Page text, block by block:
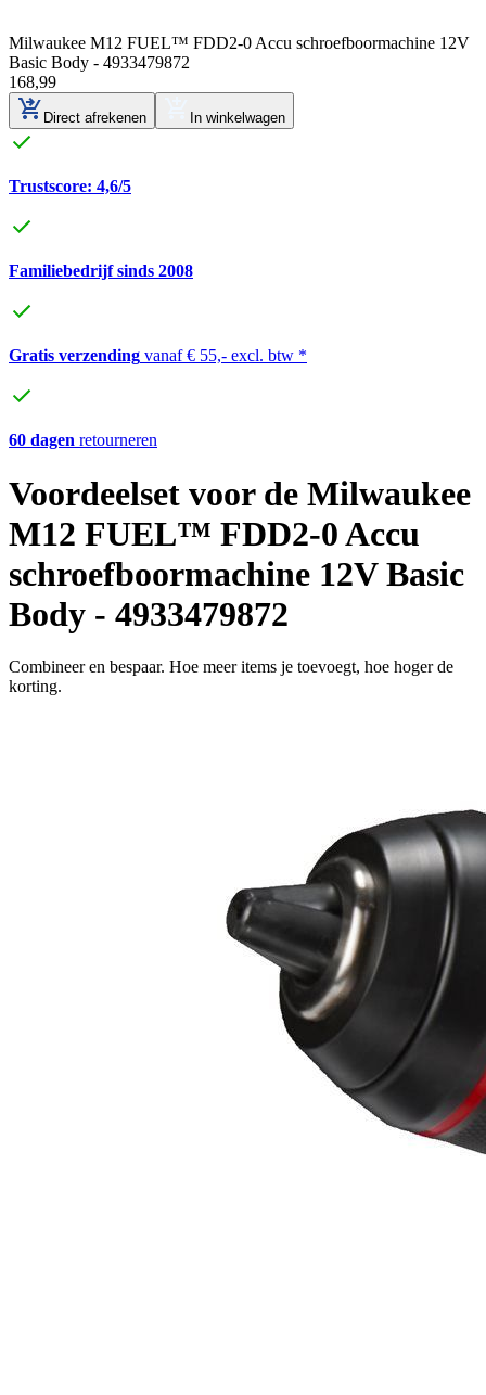
Milwaukee M12 FUEL™ FDD2-0 Accu schroefboormachine 12V
Basic Body - 4933479872
168,99
Direct afrekenen In winkelwagen
Trustscore: 4,6/5
Familiebedrijf sinds 2008
Gratis verzending vanaf € 55,- excl. btw *
60 dagen retourneren
Voordeelset voor de Milwaukee
M12 FUEL™ FDD2-0 Accu
schroefboormachine 12V Basic
Body - 4933479872
Combineer en bespaar. Hoe meer items je toevoegt, hoe hoger de
korting.